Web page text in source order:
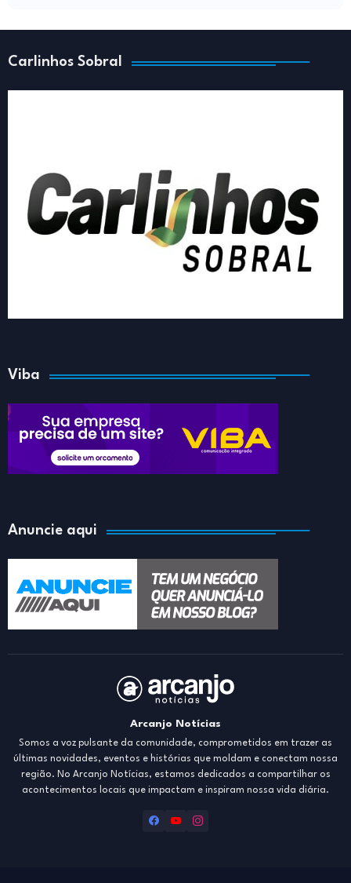
Carlinhos Sobral
Viba
Anuncie aqui
Arcanjo Notícias
Somos a voz pulsante da comunidade, comprometidos em trazer as
últimas novidades, eventos e histórias que moldam e conectam nossa
região. No Arcanjo Notícias, estamos dedicados a compartilhar os
acontecimentos locais que impactam e inspiram nossa vida diária.